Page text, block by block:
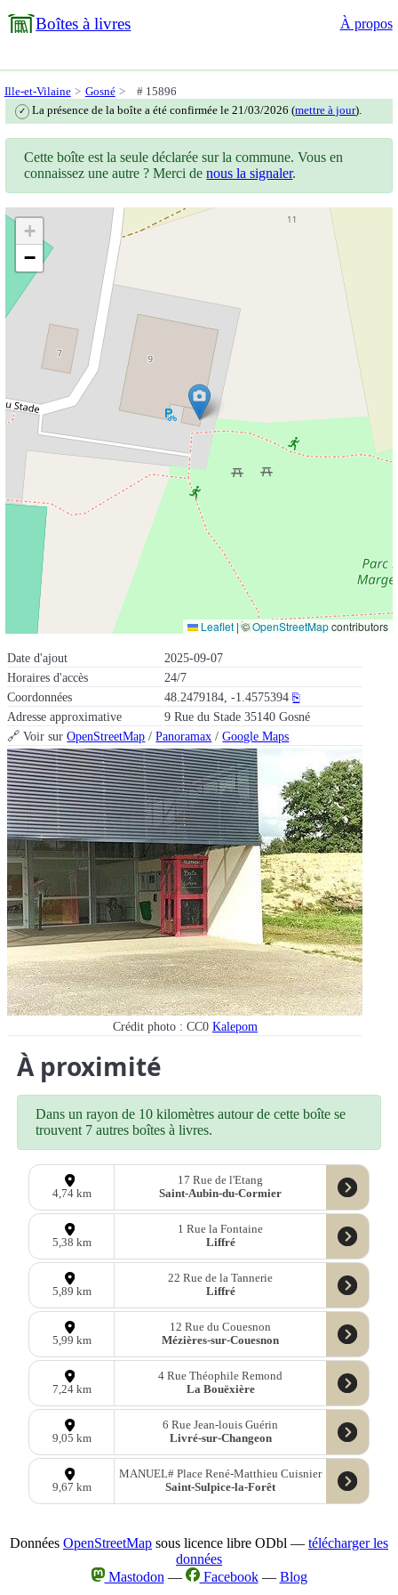
Boîtes à livres À propos
Ille-et-Vilaine Gosné # 15896
✓ La présence de la boîte a été confirmée le 21/03/2026 (mettre à jour).
Date d'ajout
2025-09-07
Horaires d'accès
24/7
Coordonnées
48.2479184, -1.4575394 ⎘
Adresse approximative
9 Rue du Stade 35140 Gosné
🔗 Voir surOpenStreetMap /Panoramax /Google Maps
Crédit photo : CC0 Kalepom
Cette boîte est la seule déclarée sur la commune. Vous en
connaissez une autre ? Merci denous la signaler.
+
−
Leaflet |©OpenStreetMapcontributors
À proximité
Dans un rayon de 10 kilomètres autour de cette boîte se
trouvent 7 autres boîtes à livres.
4,74 km
17 Rue de l'Etang
Saint-Aubin-du-Cormier
5,38 km
1 Rue la Fontaine
Liffré
5,89 km
22 Rue de la Tannerie
Liffré
5,99 km
12 Rue du Couesnon
Mézières-sur-Couesnon
7,24 km
4 Rue Théophile Remond
La Bouëxière
9,05 km
6 Rue Jean-louis Guérin
Livré-sur-Changeon
9,67 km
MANUEL# Place René-Matthieu Cuisnier
Saint-Sulpice-la-Forêt
Données OpenStreetMap sous licence libre ODbl — télécharger les
données
Mastodon— Facebook— Blog